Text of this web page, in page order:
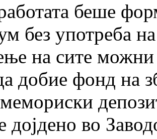
беше
без употреба
на сите
добие фонд на
дојдено во